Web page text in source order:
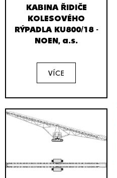
KABINA ŘIDIČE
KOLESOVÉHO
RÝPADLA KU800/18 -
NOEN, a.s.
VÍCE